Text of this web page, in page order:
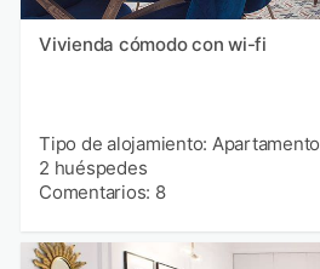
Vivienda cómodo con wi-fi
Tipo de alojamiento: Apartamento
2 huéspedes
Comentarios: 8